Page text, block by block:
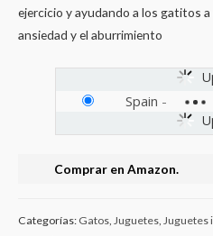
ejercicio y ayudando a los gatitos
ansiedad y el aburrimiento
Spain -
Comprar en Amazon.
Categorías: Gatos Juguetes Juguetes